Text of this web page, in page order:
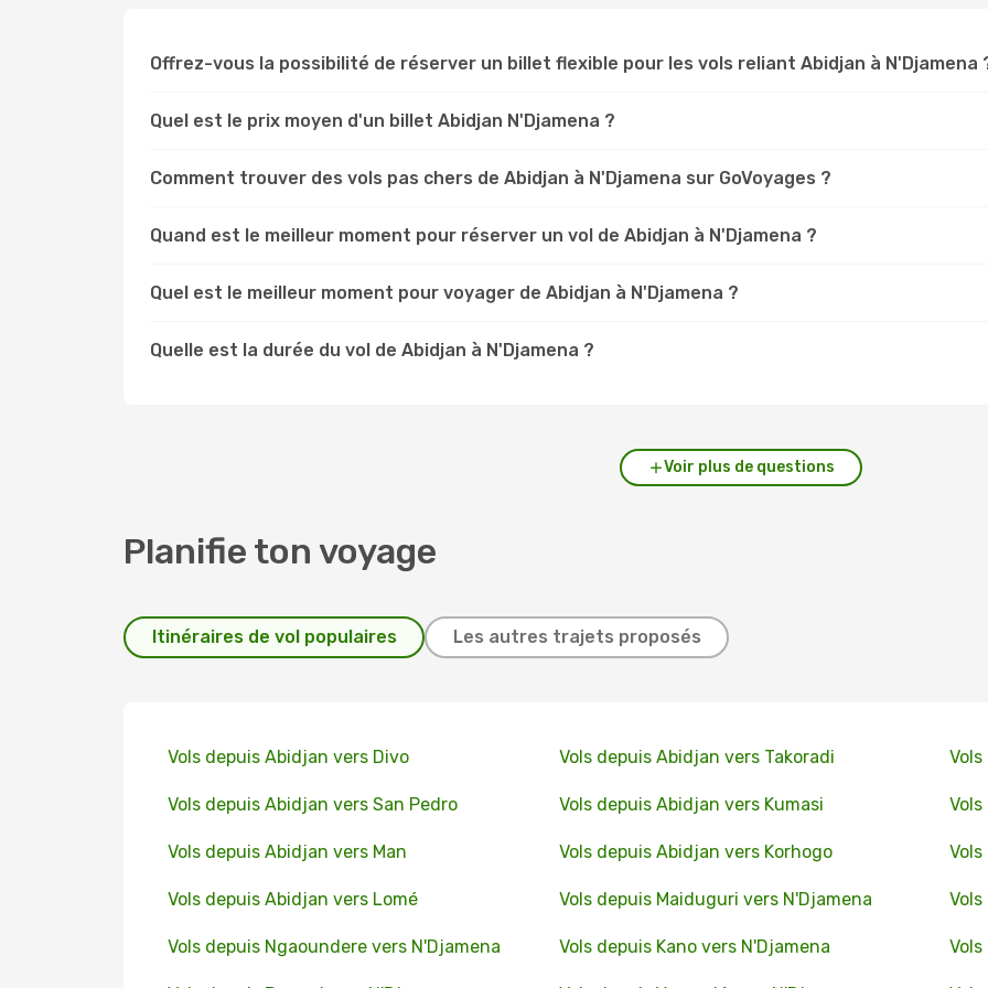
Offrez-vous la possibilité de réserver un billet flexible pour les vols reliant Abidjan à N'Djamena
Quel est le prix moyen d'un billet Abidjan N'Djamena ?
Comment trouver des vols pas chers de Abidjan à N'Djamena sur GoVoyages ?
Quand est le meilleur moment pour réserver un vol de Abidjan à N'Djamena ?
Quel est le meilleur moment pour voyager de Abidjan à N'Djamena ?
Quelle est la durée du vol de Abidjan à N'Djamena ?
Voir plus de questions
Planifie ton voyage
Itinéraires de vol populaires Les autres trajets proposés
Vols depuis Abidjan vers Divo Vols depuis Abidjan vers Takoradi
Vols depuis Abidjan vers San Pedro Vols depuis Abidjan vers Kumasi
Vols depuis Abidjan vers Man Vols depuis Abidjan vers Korhogo
Vols depuis Abidjan vers Lomé Vols depuis Maiduguri vers N'Djamena
Vols depuis Ngaoundere vers N'Djamena Vols depuis Kano vers N'Djamena